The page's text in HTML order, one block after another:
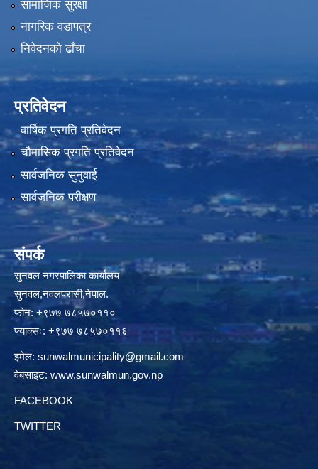
सामाजिक सुरक्षा
नागरिक वडापत्र
निवेदनको ढाँचा
प्रतिवेदन
वार्षिक प्रगति प्रतिवेदन
चौमासिक प्रगति प्रतिवेदन
सार्वजनिक सुनुवाई
सार्वजनिक परीक्षण
संपर्क
सुनवल नगरपालिका कार्यालय
सुनवल,नवलपरासी,नेपाल.
फोन: +९७७ ७८५७०११०
फ्याक्सः: +९७७ ७८५७०११६
इमेल: sunwalmunicipality@gmail.com
वेबसाइट: www.sunwalmun.gov.np
FACEBOOK
TWITTER